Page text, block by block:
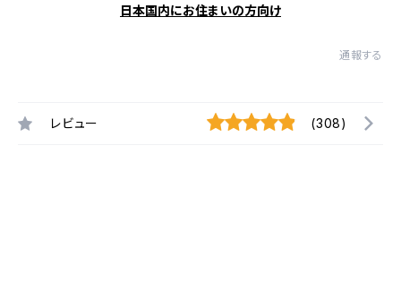
日本国内にお住まいの方向け
通報する
レビュー (308)